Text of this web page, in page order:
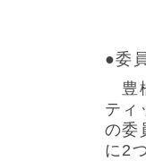
●委
豊
ティ
の委
に2